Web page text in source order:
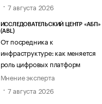
7 августа 2026
ИССЛЕДОВАТЕЛЬСКИЙ ЦЕНТР «АБП»
(ABL)
От посредника к
инфраструктуре: как меняется
роль цифровых платформ
Мнение эксперта
7 августа 2026